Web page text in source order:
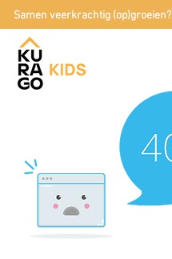
Samen veerkrachtig (op)groeien?